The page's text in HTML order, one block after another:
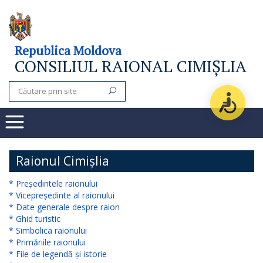
Consiliul
raional
Noutăți
Subdiviziuni
Secretarul
consiliului
raional
Aparatul
Republica Moldova
CONSILIUL RAIONAL CIMIȘLIA
Raionul Cimișlia
* Președintele raionului
* Vicepreședinte al raionului
* Date generale despre raion
* Ghid turistic
* Simbolica raionului
* Primăriile raionului
* File de legendă și istorie